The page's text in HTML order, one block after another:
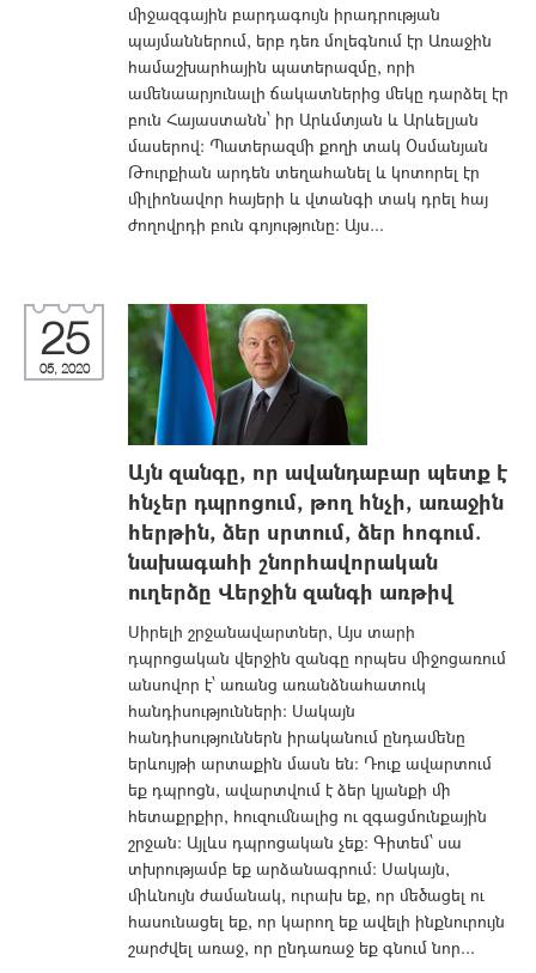
միջազգային բարդագույն իրադրության
պայմաններում, երբ դեռ մոլեգնում էր Առաջին
համաշխարհային պատերազմը, որի
ամենաարյունալի ճակատներից մեկը դարձել էր
բուն Հայաստանն՝ իր Արևմտյան և Արևելյան
մասերով: Պատերազմի քողի տակ Օսմանյան
Թուրքիան արդեն տեղահանել և կոտորել էր
միլիոնավոր հայերի և վտանգի տակ դրել հայ
ժողովրդի բուն գոյությունը: Այս...
25
05, 2020
Այն զանգը, որ ավանդաբար պետք է
հնչեր դպրոցում, թող հնչի, առաջին
հերթին, ձեր սրտում, ձեր հոգում.
նախագահի շնորհավորական
ուղերձը Վերջին զանգի առթիվ
Սիրելի շրջանավարտներ, Այս տարի
դպրոցական վերջին զանգը որպես միջոցառում
անսովոր է՝ առանց առանձնահատուկ
հանդիսությունների: Սակայն
հանդիսություններն իրականում ընդամենը
երևույթի արտաքին մասն են: Դուք ավարտում
եք դպրոցն, ավարտվում է ձեր կյանքի մի
հետաքրքիր, հուզումնալից ու զգացմունքային
շրջան: Այլևս դպրոցական չեք: Գիտեմ՝ սա
տխրությամբ եք արձանագրում: Սակայն,
միևնույն ժամանակ, ուրախ եք, որ մեծացել ու
հասունացել եք, որ կարող եք ավելի ինքնուրույն
շարժվել առաջ, որ ընդառաջ եք գնում նոր...